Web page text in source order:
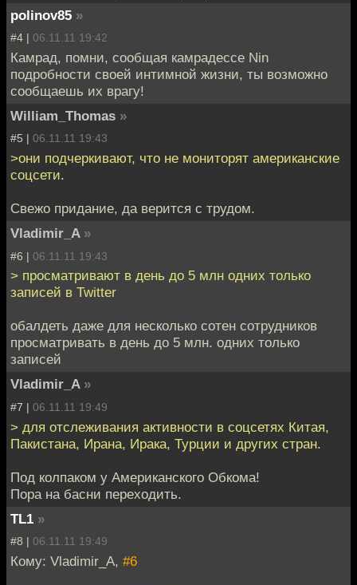
polinov85 »
#4 | 06.11.11 19:42
Камрад, помни, сообщая камрадессе Nin
подробности своей интимной жизни, ты возможно
сообщаешь их врагу!
William_Thomas »
#5 | 06.11.11 19:43
>они подчеркивают, что не мониторят американские
соцсети.
Свежо придание, да верится с трудом.
Vladimir_A »
#6 | 06.11.11 19:43
> просматривают в день до 5 млн одних только
записей в Twitter
обалдеть даже для несколько сотен сотрудников
просматривать в день до 5 млн. одних только
записей
Vladimir_A »
#7 | 06.11.11 19:49
> для отслеживания активности в соцсетях Китая,
Пакистана, Ирана, Ирака, Турции и других стран.
Под колпаком у Американского Обкома!
Пора на басни переходить.
TL1 »
#8 | 06.11.11 19:49
Кому: Vladimir_A, #6